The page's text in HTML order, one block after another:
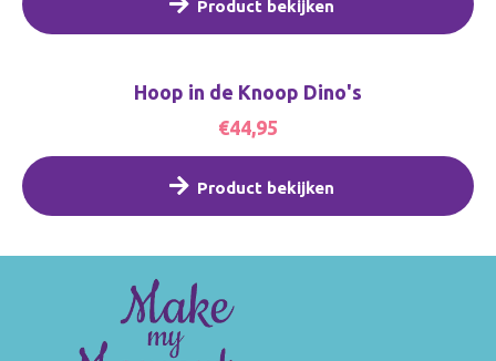
Product bekijken
Hoop in de Knoop Dino's
€44,95
Product bekijken